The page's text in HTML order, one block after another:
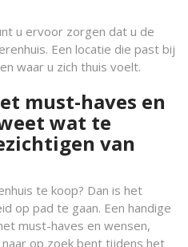
u ervoor zorgen dat u de
Een locatie die past bij
waar u zich thuis voelt.
must-haves en
wat te
van
te koop? Dan is het
op pad te gaan. Een handige
must-haves en wensen,
op zoek bent tijdens het